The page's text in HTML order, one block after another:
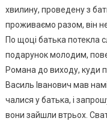
хвилину, проведену з
проживаємо разом, він не
По щоці батька потекла
подарунок молодим,
Романа до виходу, куди
Василь Іванович мав
чалися у батька, і
вони зайшли втрьох.